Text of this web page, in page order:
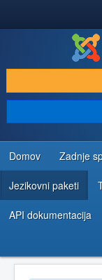
PRENESI IN RAZŠIRI
ODKRIJTE & IZVEJTE
SKUPNOST IN
VIRI ZA RAZVIJALCE
Domov Zadnje
Jezikovni paketi
API dokumentacija